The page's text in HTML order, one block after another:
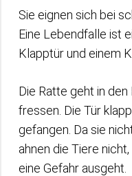
Sie eignen sich bei
Eine Lebendfalle ist
Klapptür und einem
Die Ratte geht in
fressen. Die Tür
gefangen. Da sie
ahnen die Tiere
eine Gefahr ausgeht.